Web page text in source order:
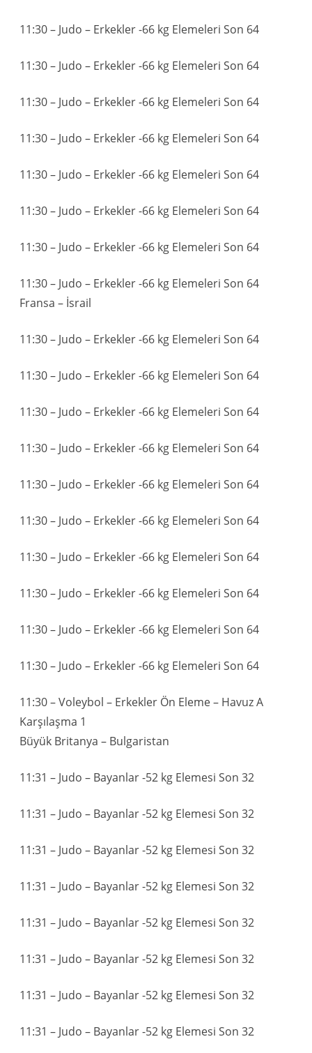
11:30 – Judo – Erkekler -66 kg Elemeleri Son 64
11:30 – Judo – Erkekler -66 kg Elemeleri Son 64
11:30 – Judo – Erkekler -66 kg Elemeleri Son 64
11:30 – Judo – Erkekler -66 kg Elemeleri Son 64
11:30 – Judo – Erkekler -66 kg Elemeleri Son 64
11:30 – Judo – Erkekler -66 kg Elemeleri Son 64
11:30 – Judo – Erkekler -66 kg Elemeleri Son 64
11:30 – Judo – Erkekler -66 kg Elemeleri Son 64
Fransa – İsrail
11:30 – Judo – Erkekler -66 kg Elemeleri Son 64
11:30 – Judo – Erkekler -66 kg Elemeleri Son 64
11:30 – Judo – Erkekler -66 kg Elemeleri Son 64
11:30 – Judo – Erkekler -66 kg Elemeleri Son 64
11:30 – Judo – Erkekler -66 kg Elemeleri Son 64
11:30 – Judo – Erkekler -66 kg Elemeleri Son 64
11:30 – Judo – Erkekler -66 kg Elemeleri Son 64
11:30 – Judo – Erkekler -66 kg Elemeleri Son 64
11:30 – Judo – Erkekler -66 kg Elemeleri Son 64
11:30 – Judo – Erkekler -66 kg Elemeleri Son 64
11:30 – Voleybol – Erkekler Ön Eleme – Havuz A
Karşılaşma 1
Büyük Britanya – Bulgaristan
11:31 – Judo – Bayanlar -52 kg Elemesi Son 32
11:31 – Judo – Bayanlar -52 kg Elemesi Son 32
11:31 – Judo – Bayanlar -52 kg Elemesi Son 32
11:31 – Judo – Bayanlar -52 kg Elemesi Son 32
11:31 – Judo – Bayanlar -52 kg Elemesi Son 32
11:31 – Judo – Bayanlar -52 kg Elemesi Son 32
11:31 – Judo – Bayanlar -52 kg Elemesi Son 32
11:31 – Judo – Bayanlar -52 kg Elemesi Son 32